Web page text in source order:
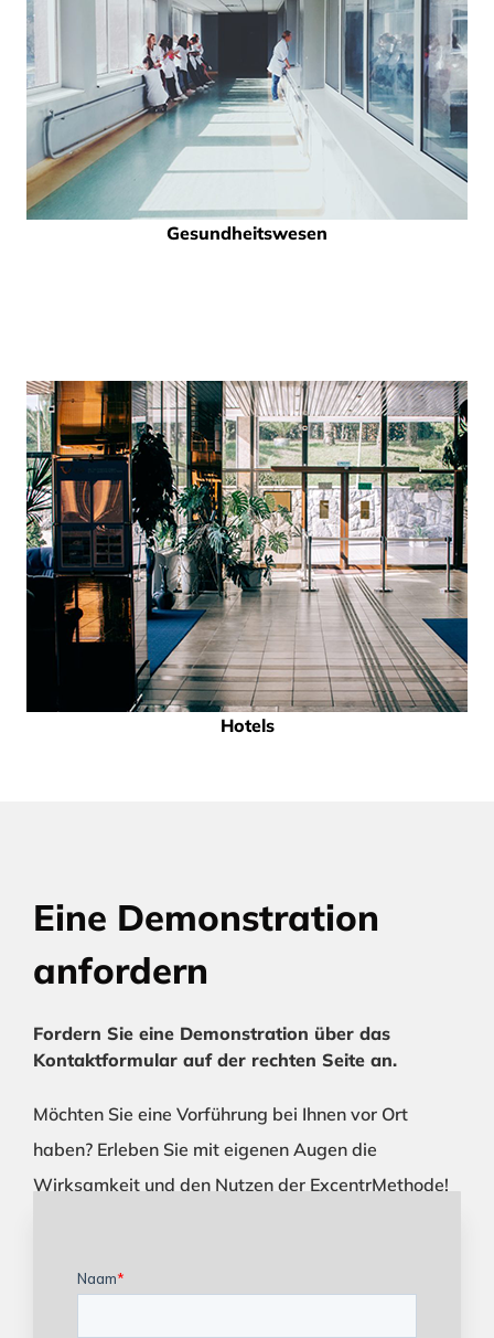
Gesundheitswesen
Hotels
Eine Demonstration
anfordern
Fordern Sie eine Demonstration über das
Kontaktformular auf der rechten Seite an.
Möchten Sie eine Vorführung bei Ihnen vor Ort
haben? Erleben Sie mit eigenen Augen die
Wirksamkeit und den Nutzen der ExcentrMethode!